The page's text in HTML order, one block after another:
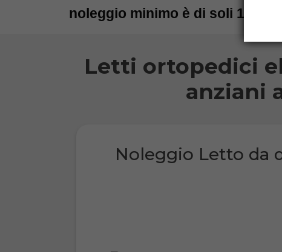
noleggio minimo è di soli 15
Letti ortopedici
anziani
Noleggio Letto da